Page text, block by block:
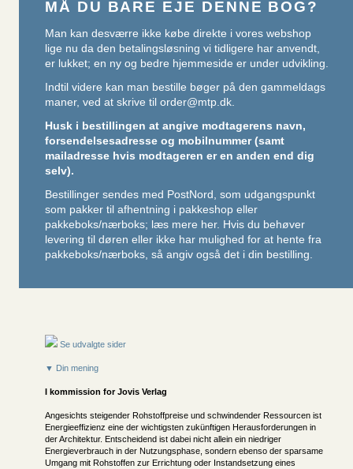
MÅ DU BARE EJE DENNE BOG?
Man kan desværre ikke købe direkte i vores webshop
lige nu da den betalingsløsning vi tidligere har anvendt,
er lukket; en ny og bedre hjemmeside er under udvikling.
Indtil videre kan man bestille bøger på den gammeldags
maner, ved at skrive til order@mtp.dk.
Husk i bestillingen at angive modtagerens navn,
forsendelsesadresse og mobilnummer (samt
mailadresse hvis modtageren er en anden end dig
selv).
Bestillinger sendes med PostNord, som udgangspunkt
som pakker til afhentning i pakkeshop eller
pakkeboks/nærboks; læs mere her. Hvis du behøver
levering til døren eller ikke har mulighed for at hente fra
pakkeboks/nærboks, så angiv også det i din bestilling.
Se udvalgte sider
▼ Din mening
I kommission forJovis Verlag
Angesichts steigender Rohstoffpreise und schwindender Ressourcen ist
Energieeffizienz eine der wichtigsten zukünftigen Herausforderungen in
der Architektur. Entscheidend ist dabei nicht allein ein niedriger
Energieverbrauch in der Nutzungsphase, sondern ebenso der sparsame
Umgang mit Rohstoffen zur Errichtung oder Instandsetzung eines